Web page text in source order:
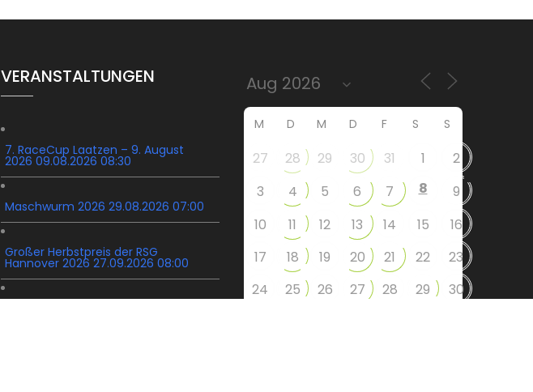
VERANSTALTUNGEN
7. RaceCup Laatzen – 9. August
2026 09.08.2026 08:30
Maschwurm 2026 29.08.2026 07:00
Großer Herbstpreis der RSG
Hannover 2026 27.09.2026 08:00
M D M D F S S
27 28 29 30 31 1
2
3
4 5 6 7 8
9
10
11 12 13 14 15
16
17
18 19 20 21 22
23
24
25 26 27 28 29
30